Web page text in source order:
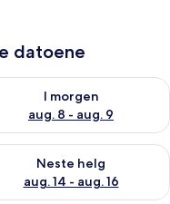
datoene
- aug. 8
I morgen
aug. 8 - aug. 9
tilgjengelighet for i
aug. 7 - aug. 9
Neste helg
aug. 14 - aug. 16
tilgjengelighet for neste